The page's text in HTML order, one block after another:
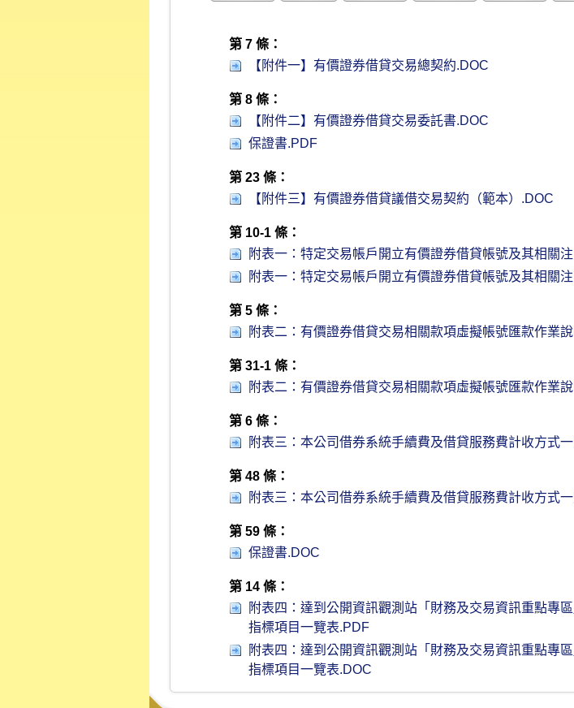
第 7 條：
【附件一】有價證券借貸交易總契約.DOC
第 8 條：
【附件二】有價證券借貸交易委託書.DOC
保證書.PDF
第 23 條：
【附件三】有價證券借貸議借交易契約（範本）.DOC
第 10-1 條：
附表一：特定交易帳戶開立有價證券借貸帳號及其相關
附表一：特定交易帳戶開立有價證券借貸帳號及其相關
第 5 條：
附表二：有價證券借貸交易相關款項虛擬帳號匯款作業
第 31-1 條：
附表二：有價證券借貸交易相關款項虛擬帳號匯款作業
第 6 條：
附表三：本公司借券系統手續費及借貸服務費計收方式
第 48 條：
附表三：本公司借券系統手續費及借貸服務費計收方式
第 59 條：
保證書.DOC
第 14 條：
附表四：達到公開資訊觀測站「財務及交易資訊重點專
指標項目一覽表.PDF
附表四：達到公開資訊觀測站「財務及交易資訊重點專
指標項目一覽表.DOC